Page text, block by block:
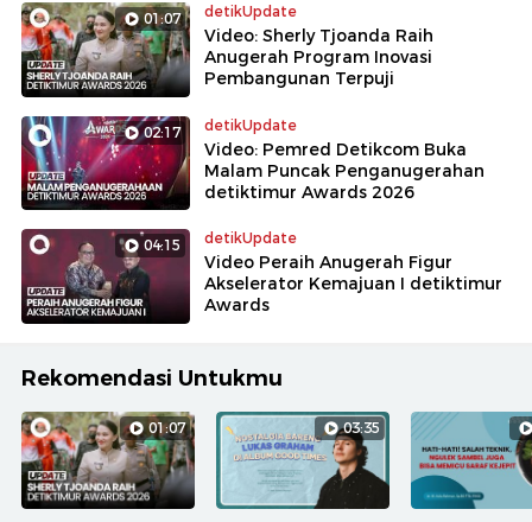
01:07 detikUpdate
Video: Sherly Tjoanda Raih
Anugerah Program Inovasi
Pembangunan Terpuji
02:17 detikUpdate
Video: Pemred Detikcom Buka
Malam Puncak Penganugerahan
detiktimur Awards 2026
04:15 detikUpdate
Video Peraih Anugerah Figur
Akselerator Kemajuan I detiktimur
Awards
Rekomendasi Untukmu
01:07 03:35